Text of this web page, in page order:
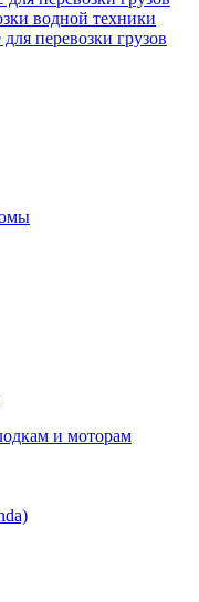
водной техники
перевозки грузов
и моторам